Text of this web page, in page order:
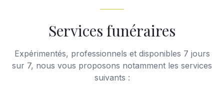
Services funéraires
Expérimentés, professionnels et disponibles 7 jours
sur 7, nous vous proposons notamment les services
suivants :